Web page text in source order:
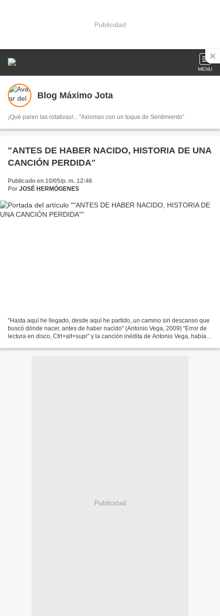
Publicidad
MENU
Blog Máximo Jota
¡Qué paren las rotativas!... "Axiomas con un toque de Sentimiento"
"ANTES DE HABER NACIDO, HISTORIA DE UNA
CANCIÓN PERDIDA"
Publicado en 10/05/p. m. 12:46
Por JOSÉ HERMÓGENES
"Hasta aquí he llegado, desde aquí he partido, un camino sin descanso que
buscó dónde nacer, antes de haber nacido" (Antonio Vega, 2009) "Error de
lectura en disco, Ctrl+alt+supr" y la canción inédita de Antonio Vega, había
Publicidad